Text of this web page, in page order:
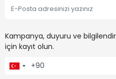
Kampanya, duyuru ve
için kayıt olun.